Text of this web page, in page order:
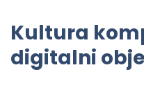
Kultura
digitalni